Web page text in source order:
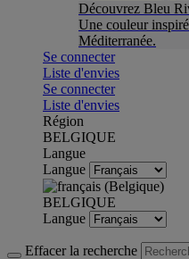
Découvrez Bleu
Une couleur
Méditerranée.
Se connecter
Liste d'envies
Se connecter
Liste d'envies
Région
BELGIQUE
Langue
Langue
BELGIQUE
Langue
Effacer la recherche